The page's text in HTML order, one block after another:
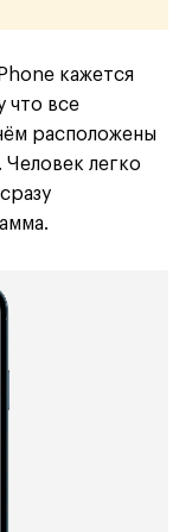
кажется
что все
расположены
легко